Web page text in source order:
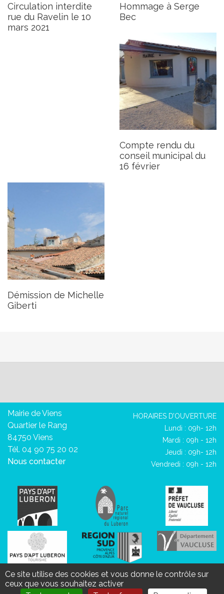
Circulation interdite
rue du Ravelin le 10
mars 2021
Hommage à Serge
Bec
Compte rendu du
conseil municipal du
16 février
Démission de Michelle
Giberti
Mairie de Viens
Quartier le Rang
84750 Viens
Tél. 04 90 75 20 02
Nous contacter
HORAIRES D’OUVERTURE
Lundi : 09h- 12h
Mardi : 09h - 12h
Jeudi : 09h- 12h
Vendredi : 09h - 12h
Mentions légales Données personnelles
Aide et
accessibilité
Plan de site
Ce site utilise des cookies et vous donne le contrôle sur
ceux que vous souhaitez activer